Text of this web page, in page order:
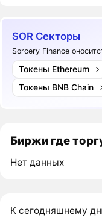
SOR Секторы
Sorcery Finance
Токены Ethereum
Токены BNB Chain
Биржи где
Нет данных
К сегодняшнему